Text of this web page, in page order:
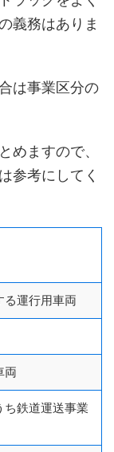
義務はありま
は事業区分の
めますので、
参考にしてく
る運行用車両
両
鉄道運送事業